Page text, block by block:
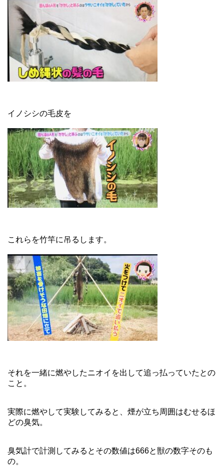
イノシシの毛皮を
これらを竹竿に吊るします。
それを一緒に燃やしたニオイを出して追っ払っていたとの
こと。
実際に燃やして実験してみると、煙が立ち周囲はむせるほ
どの臭気。
臭気計で計測してみるとその数値は666と獣の数字そのも
の。